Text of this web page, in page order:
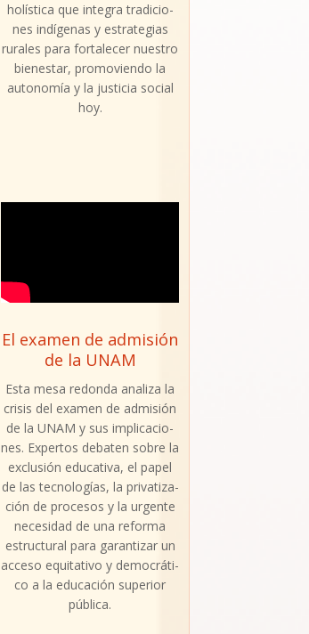
holís­ti­ca que inte­gra tra­di­cio­
nes indí­ge­nas y estra­te­gias
rura­les para for­ta­le­cer nues­tro
bien­es­tar, pro­mo­vien­do la
auto­no­mía y la jus­ti­cia social
hoy.
El examen de admisión
de la UNAM
Esta mesa redon­da ana­li­za la
cri­sis del examen de admi­sión
de la UNAM y sus impli­ca­cio­
nes. Exper­tos deba­ten sobre la
exclu­sión edu­ca­ti­va, el papel
de las tec­no­lo­gías, la pri­va­ti­za­
ción de pro­ce­sos y la urgen­te
nece­si­dad de una refor­ma
estruc­tu­ral para garan­ti­zar un
acce­so equi­ta­ti­vo y demo­crá­ti­
co a la edu­ca­ción supe­rior
públi­ca.